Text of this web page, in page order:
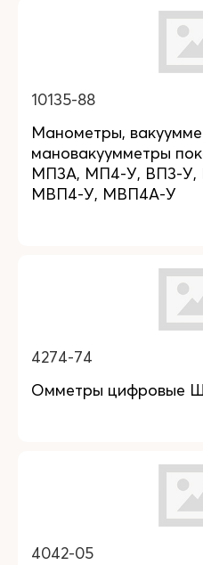
10135-88
Манометры,
мановакуумметры
МП3А, МП4-У, ВП3-
МВП4-У, МВП4А-У
4274-74
Омметры цифровые
4042-05